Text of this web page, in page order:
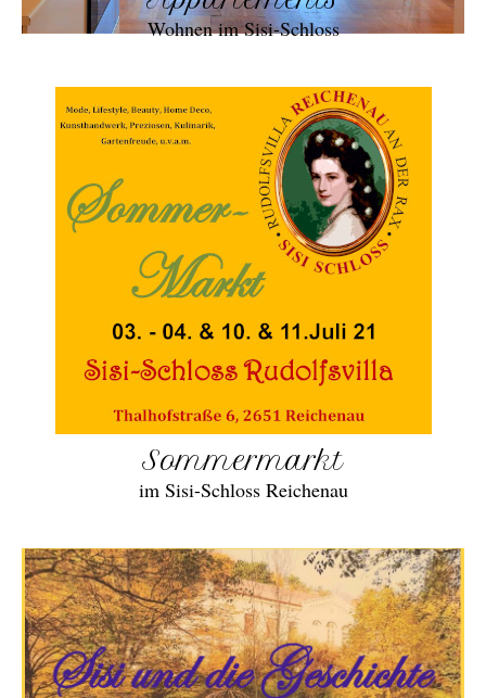
Wohnen im Sisi-Schloss
Sommermarkt
im Sisi-Schloss Reichenau